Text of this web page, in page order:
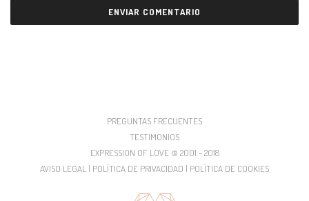
PREGUNTAS FRECUENTES
TESTIMONIOS
EXPRESSION OF LOVE © 2001 - 2018
AVISO LEGAL | POLÍTICA DE PRIVACIDAD | POLÍTICA DE COOKIES